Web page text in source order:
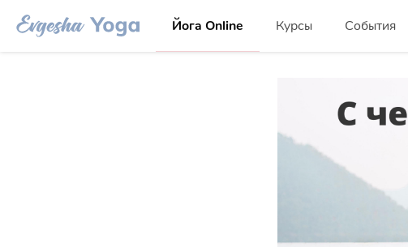
Йога Online Курсы События